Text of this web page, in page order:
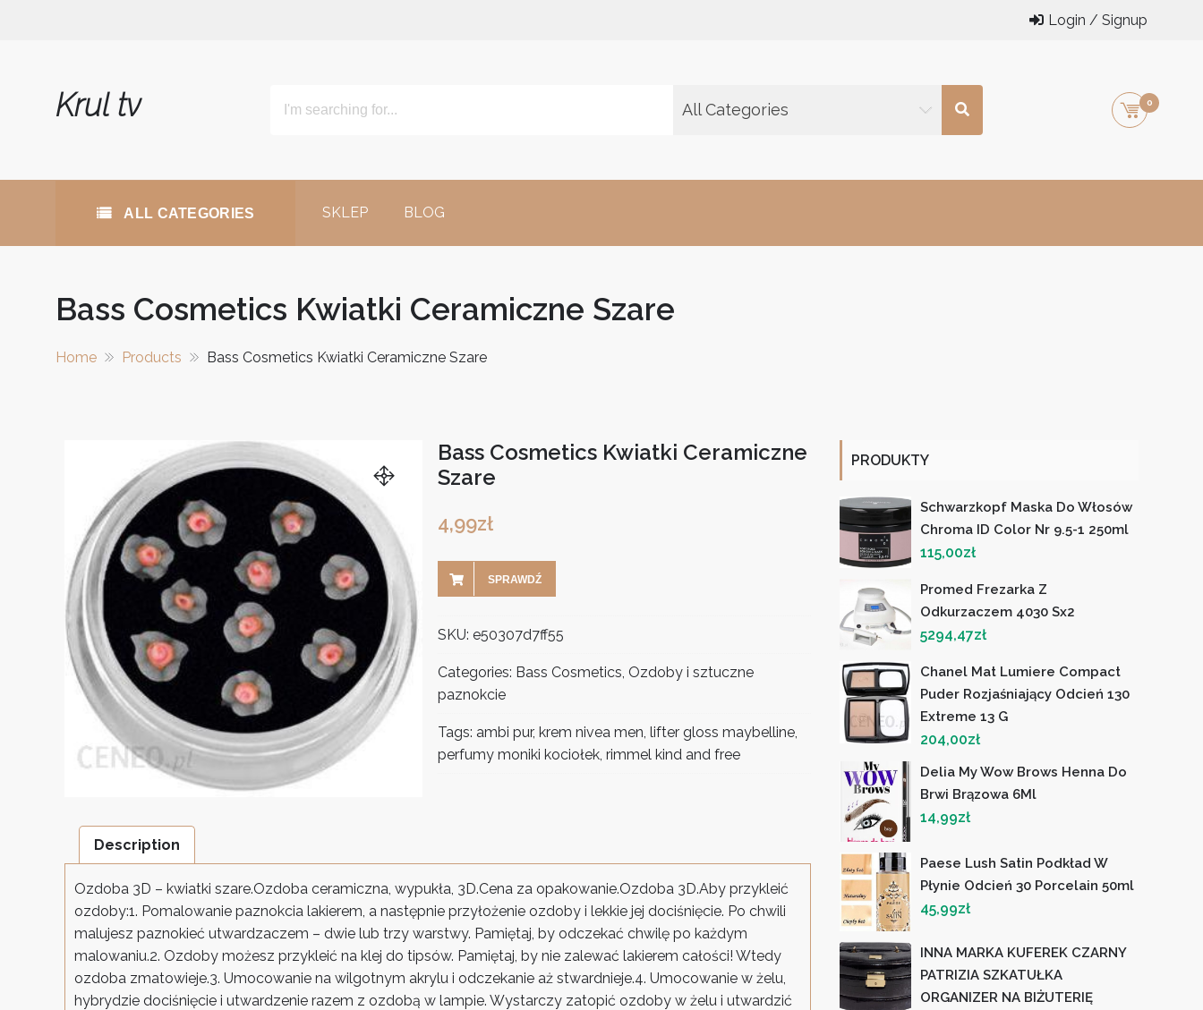
Login / Signup
Krul tv All Categories 0
ALL CATEGORIES SKLEP BLOG
Bass Cosmetics Kwiatki Ceramiczne Szare
Home Products Bass Cosmetics Kwiatki Ceramiczne Szare
Bass Cosmetics Kwiatki Ceramiczne
Szare
4,99zł
SPRAWDŹ
SKU: e50307d7ff55
Categories: Bass Cosmetics, Ozdoby i sztuczne
paznokcie
Tags: ambi pur, krem nivea men, lifter gloss maybelline,
perfumy moniki kociołek, rimmel kind and free
Description
Ozdoba 3D – kwiatki szare.Ozdoba ceramiczna, wypukła, 3D.Cena za opakowanie.Ozdoba 3D.Aby przykleić
ozdoby:1. Pomalowanie paznokcia lakierem, a następnie przyłożenie ozdoby i lekkie jej dociśnięcie. Po chwili
malujesz paznokieć utwardzaczem – dwie lub trzy warstwy. Pamiętaj, by odczekać chwilę po każdym
malowaniu.2. Ozdoby możesz przykleić na klej do tipsów. Pamiętaj, by nie zalewać lakierem całości! Wtedy
ozdoba zmatowieje.3. Umocowanie na wilgotnym akrylu i odczekanie aż stwardnieje.4. Umocowanie w żelu,
hybrydzie dociśnięcie i utwardzenie razem z ozdobą w lampie. Wystarczy zatopić ozdoby w żelu i utwardzić
PRODUKTY
Schwarzkopf Maska Do Włosów
Chroma ID Color Nr 9.5-1 250ml
115,00zł
Promed Frezarka Z
Odkurzaczem 4030 Sx2
5294,47zł
Chanel Mat Lumiere Compact
Puder Rozjaśniający Odcień 130
Extreme 13 G
204,00zł
Delia My Wow Brows Henna Do
Brwi Brązowa 6Ml
14,99zł
Paese Lush Satin Podkład W
Płynie Odcień 30 Porcelain 50ml
45,99zł
INNA MARKA KUFEREK CZARNY
PATRIZIA SZKATUŁKA
ORGANIZER NA BIŻUTERIĘ